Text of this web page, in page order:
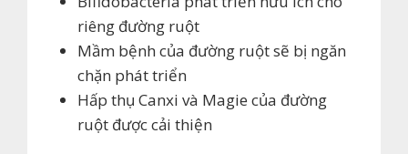
riêng đường ruột
Mầm bệnh của đường ruột sẽ bị ngăn
chặn phát triển
Hấp thụ Canxi và Magie của đường
ruột được cải thiện